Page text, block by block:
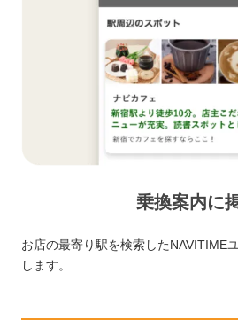
乗換案内に
お店の最寄り駅を検索したNAVITIME
します。